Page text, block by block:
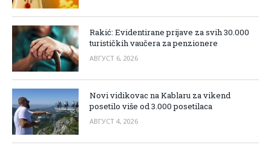
Rakić: Evidentirane prijave za svih 30.000
turističkih vaučera za penzionere
АВГУСТ 6, 2026
Novi vidikovac na Kablaru za vikend
posetilo više od 3.000 posetilaca
АВГУСТ 4, 2026